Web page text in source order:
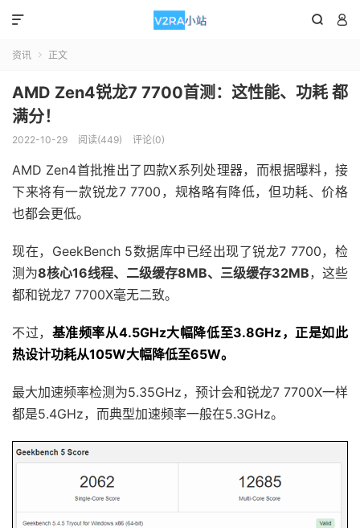
 

资讯  正文
AMD Zen4锐龙7 7700首测：这性能、功耗 都
满分！
2022-10-29 阅读(449) 评论(0)
AMD Zen4首批推出了四款X系列处理器，而根据曝料，接
下来将有一款锐龙7 7700，规格略有降低，但功耗、价格
也都会更低。
现在，GeekBench 5数据库中已经出现了锐龙7 7700，检
测为8核心16线程、二级缓存8MB、三级缓存32MB，这些
都和锐龙7 7700X毫无二致。
不过， 基准频率从4.5GHz大幅降低至3.8GHz，正是如此
热设计功耗从105W大幅降低至65W。
最大加速频率检测为5.35GHz，预计会和锐龙7 7700X一样
都是5.4GHz，而典型加速频率一般在5.3GHz。